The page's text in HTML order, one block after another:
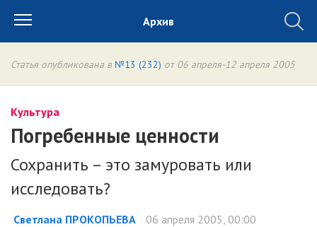
Архив
Статья опубликована в №13 (232) от 06 апреля-12 апреля 2005
Культура
Погребенные ценности
Сохранить – это замуровать или
исследовать?
Светлана ПРОКОПЬЕВА 06 апреля 2005, 00:00